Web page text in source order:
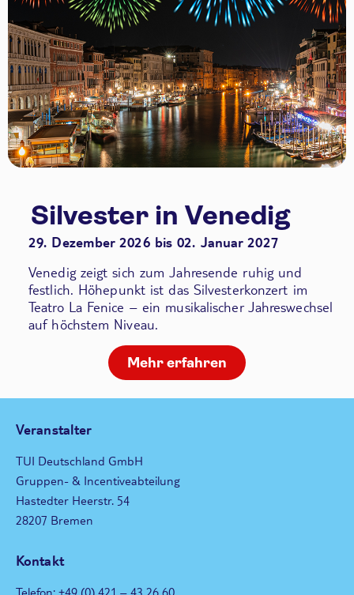
Silvester in Venedig
29. Dezember 2026 bis 02. Januar 2027
Venedig zeigt sich zum Jahresende ruhig und
festlich. Höhepunkt ist das Silvesterkonzert im
Teatro La Fenice – ein musikalischer Jahreswechsel
auf höchstem Niveau.
Mehr erfahren
Veranstalter
TUI Deutschland GmbH
Gruppen- & Incentiveabteilung
Hastedter Heerstr. 54
28207 Bremen
Kontakt
Telefon: +49 (0) 421 – 43 26 60